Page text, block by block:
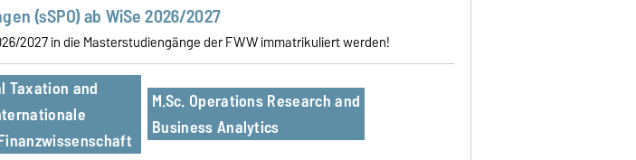
(sSPO) ab WiSe 2026/2027
2027 in die Masterstudiengänge der FWW immatrikuliert werden!
Taxation and
M.Sc. Operations Research and
Business Analytics